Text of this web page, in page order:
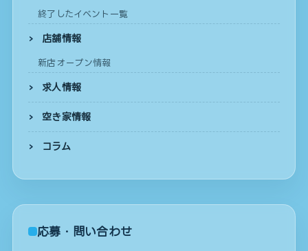
終了したイベント一覧
店舗情報
新店オープン情報
求人情報
空き家情報
コラム
応募・問い合わせ